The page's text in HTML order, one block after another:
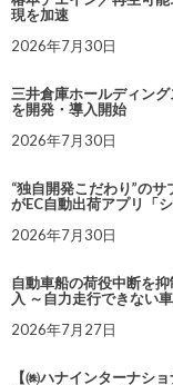
現を加速
2026年7月30日
三井倉庫ホールディン
を開発・導入開始
2026年7月30日
“独自開発こだわり”の
がEC自動出荷アプリ「
2026年7月30日
自動車船の荷役中断を
入 ～自力走行できない
2026年7月27日
【㈱ハナインターナシ